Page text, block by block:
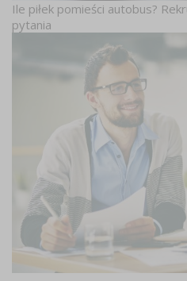
Ile piłek pomieści autobus?
pytania